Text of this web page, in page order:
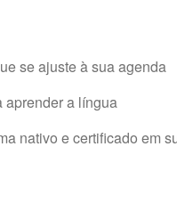
se ajuste à sua agenda
aprender a língua
nativo e certificado em